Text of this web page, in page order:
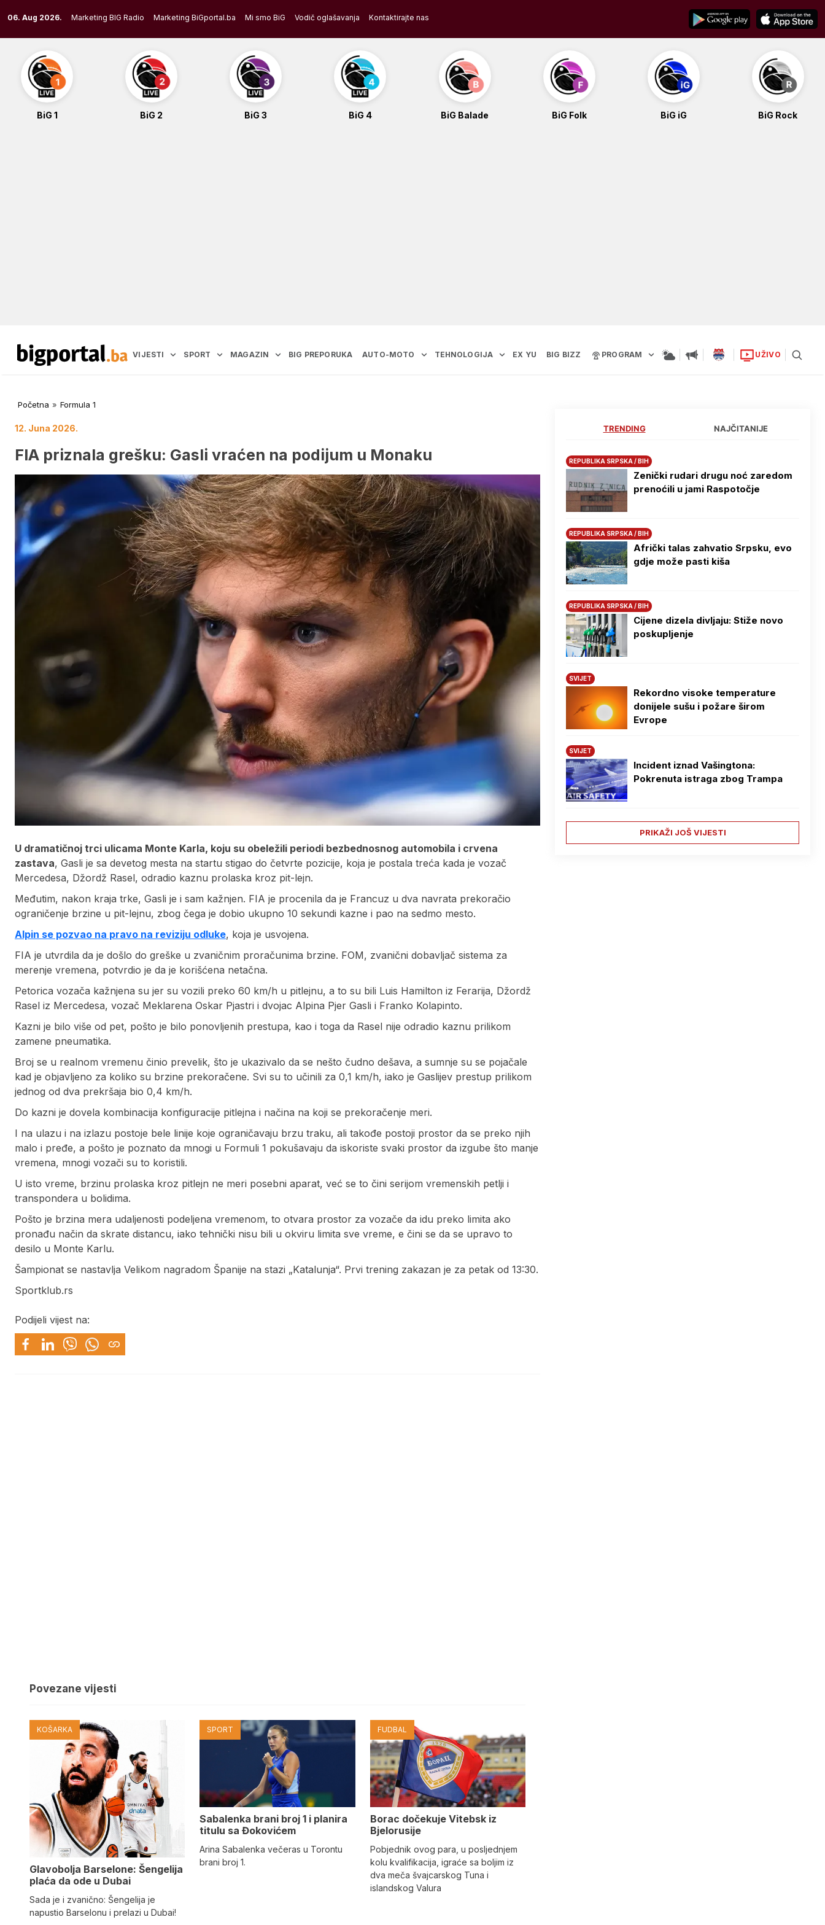
to
content
06. Aug 2026. Marketing BIG Radio Marketing BiGportal.ba Mi smo BiG Vodič oglašavanja Kontaktirajte nas
BiG 1 BiG 2 BiG 3 BiG 4 BiG Balade BiG Folk BiG iG BiG Rock
VIJESTI SPORT MAGAZIN BIG PREPORUKA AUTO-MOTO TEHNOLOGIJA EX YU BIG BIZZ PROGRAM UŽIVO
Početna » Formula 1
12. Juna 2026.
FIA priznala grešku: Gasli vraćen na podijum u Monaku
U dramatičnoj trci ulicama Monte Karla, koju su obeležili periodi bezbednosnog automobila i crvena
zastava, Gasli je sa devetog mesta na startu stigao do četvrte pozicije, koja je postala treća kada je vozač
Mercedesa, Džordž Rasel, odradio kaznu prolaska kroz pit-lejn.
Međutim, nakon kraja trke, Gasli je i sam kažnjen. FIA je procenila da je Francuz u dva navrata prekoračio
ograničenje brzine u pit-lejnu, zbog čega je dobio ukupno 10 sekundi kazne i pao na sedmo mesto.
Alpin se pozvao na pravo na reviziju odluke, koja je usvojena.
FIA je utvrdila da je došlo do greške u zvaničnim proračunima brzine. FOM, zvanični dobavljač sistema za
merenje vremena, potvrdio je da je korišćena netačna.
Petorica vozača kažnjena su jer su vozili preko 60 km/h u pitlejnu, a to su bili Luis Hamilton iz Ferarija, Džordž
Rasel iz Mercedesa, vozač Meklarena Oskar Pjastri i dvojac Alpina Pjer Gasli i Franko Kolapinto.
Kazni je bilo više od pet, pošto je bilo ponovljenih prestupa, kao i toga da Rasel nije odradio kaznu prilikom
zamene pneumatika.
Broj se u realnom vremenu činio prevelik, što je ukazivalo da se nešto čudno dešava, a sumnje su se pojačale
kad je objavljeno za koliko su brzine prekoračene. Svi su to učinili za 0,1 km/h, iako je Gaslijev prestup prilikom
jednog od dva prekršaja bio 0,4 km/h.
Do kazni je dovela kombinacija konfiguracije pitlejna i načina na koji se prekoračenje meri.
I na ulazu i na izlazu postoje bele linije koje ograničavaju brzu traku, ali takođe postoji prostor da se preko njih
malo i pređe, a pošto je poznato da mnogi u Formuli 1 pokušavaju da iskoriste svaki prostor da izgube što manje
vremena, mnogi vozači su to koristili.
U isto vreme, brzinu prolaska kroz pitlejn ne meri posebni aparat, već se to čini serijom vremenskih petlji i
transpondera u bolidima.
Pošto je brzina mera udaljenosti podeljena vremenom, to otvara prostor za vozače da idu preko limita ako
pronađu način da skrate distancu, iako tehnički nisu bili u okviru limita sve vreme, e čini se da se upravo to
desilo u Monte Karlu.
Šampionat se nastavlja Velikom nagradom Španije na stazi „Katalunja“. Prvi trening zakazan je za petak od 13:30.
Sportklub.rs
Podijeli vijest na:
Povezane vijesti
KOŠARKA
Glavobolja Barselone: Šengelija
plaća da ode u Dubai
Sada je i zvanično: Šengelija je
napustio Barselonu i prelazi u Dubai!
SPORT
Sabalenka brani broj 1 i planira
titulu sa Đokovićem
Arina Sabalenka večeras u Torontu
brani broj 1.
FUDBAL
Borac dočekuje Vitebsk iz
Bjelorusije
Pobjednik ovog para, u posljednjem
kolu kvalifikacija, igraće sa boljim iz
dva meča švajcarskog Tuna i
islandskog Valura
TRENDING NAJČITANIJE
REPUBLIKA SRPSKA / BIH
Zenički rudari drugu noć zaredom
prenoćili u jami Raspotočje
REPUBLIKA SRPSKA / BIH
Afrički talas zahvatio Srpsku, evo
gdje može pasti kiša
REPUBLIKA SRPSKA / BIH
Cijene dizela divljaju: Stiže novo
poskupljenje
SVIJET
Rekordno visoke temperature
donijele sušu i požare širom
Evrope
SVIJET
Incident iznad Vašingtona:
Pokrenuta istraga zbog Trampa
PRIKAŽI JOŠ VIJESTI